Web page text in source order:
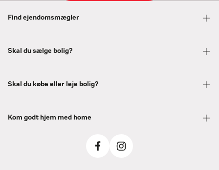
Find ejendomsmægler
Skal du sælge bolig?
Skal du købe eller leje bolig?
Kom godt hjem med home